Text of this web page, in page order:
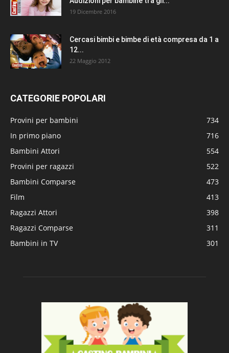
19 Dicembre 2016
Cercasi bimbi e bimbe di età compresa da 1 a
12...
22 Maggio 2012
CATEGORIE POPOLARI
Provini per bambini
734
In primo piano
716
Bambini Attori
554
Provini per ragazzi
522
Bambini Comparse
473
Film
413
Ragazzi Attori
398
Ragazzi Comparse
311
Bambini in TV
301